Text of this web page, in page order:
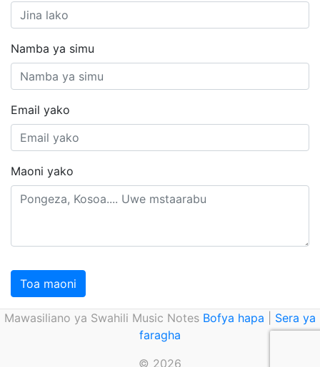
Namba ya simu
Email yako
Maoni yako
Toa maoni
Mawasiliano ya Swahili Music Notes Bofya hapa
Sera ya
faragha
© 2026